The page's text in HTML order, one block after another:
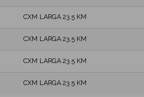
CXM LARGA 23.5 KM
CXM LARGA 23.5 KM
CXM LARGA 23.5 KM
CXM LARGA 23.5 KM